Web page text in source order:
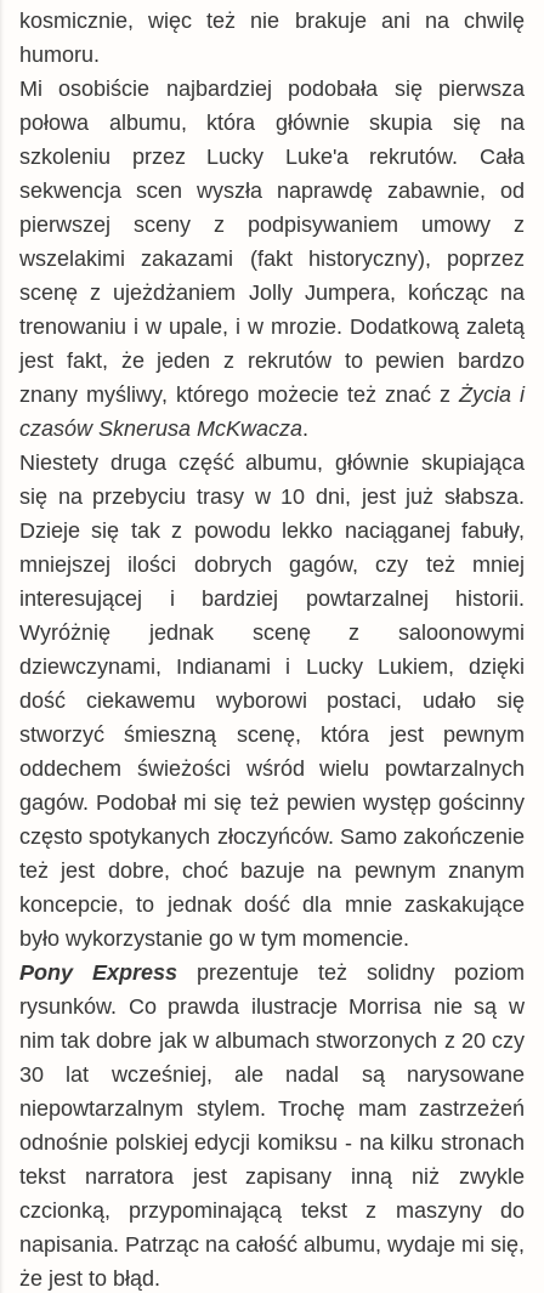
kosmicznie, więc też nie brakuje ani na chwilę
humoru.
Mi osobiście najbardziej podobała się pierwsza
połowa albumu, która głównie skupia się na
szkoleniu przez Lucky Luke'a rekrutów. Cała
sekwencja scen wyszła naprawdę zabawnie, od
pierwszej sceny z podpisywaniem umowy z
wszelakimi zakazami (fakt historyczny), poprzez
scenę z ujeżdżaniem Jolly Jumpera, kończąc na
trenowaniu i w upale, i w mrozie. Dodatkową zaletą
jest fakt, że jeden z rekrutów to pewien bardzo
znany myśliwy, którego możecie też znać z Życia i
czasów Sknerusa McKwacza.
Niestety druga część albumu, głównie skupiająca
się na przebyciu trasy w 10 dni, jest już słabsza.
Dzieje się tak z powodu lekko naciąganej fabuły,
mniejszej ilości dobrych gagów, czy też mniej
interesującej i bardziej powtarzalnej historii.
Wyróżnię jednak scenę z saloonowymi
dziewczynami, Indianami i Lucky Lukiem, dzięki
dość ciekawemu wyborowi postaci, udało się
stworzyć śmieszną scenę, która jest pewnym
oddechem świeżości wśród wielu powtarzalnych
gagów. Podobał mi się też pewien występ gościnny
często spotykanych złoczyńców. Samo zakończenie
też jest dobre, choć bazuje na pewnym znanym
koncepcie, to jednak dość dla mnie zaskakujące
było wykorzystanie go w tym momencie.
Pony Express prezentuje też solidny poziom
rysunków. Co prawda ilustracje Morrisa nie są w
nim tak dobre jak w albumach stworzonych z 20 czy
30 lat wcześniej, ale nadal są narysowane
niepowtarzalnym stylem. Trochę mam zastrzeżeń
odnośnie polskiej edycji komiksu - na kilku stronach
tekst narratora jest zapisany inną niż zwykle
czcionką, przypominającą tekst z maszyny do
napisania. Patrząc na całość albumu, wydaje mi się,
że jest to błąd.